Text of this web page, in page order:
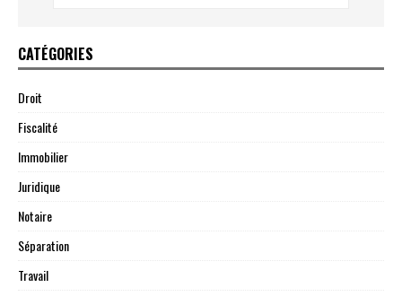
CATÉGORIES
Droit
Fiscalité
Immobilier
Juridique
Notaire
Séparation
Travail